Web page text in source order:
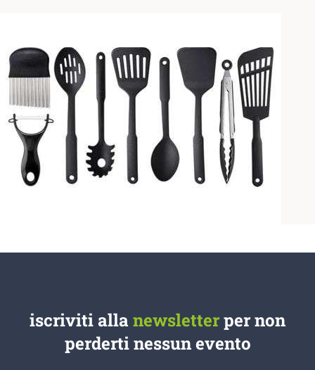
iscriviti allanewsletterper non
perderti nessun evento